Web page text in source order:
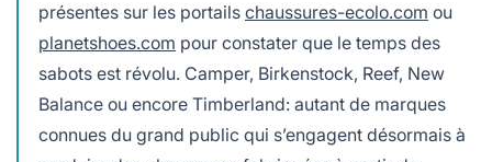
présentes sur les portails chaussures-ecolo.com ou
planetshoes.com pour constater que le temps des
sabots est révolu. Camper, Birkenstock, Reef, New
Balance ou encore Timberland: autant de marques
connues du grand public qui s’engagent désormais à